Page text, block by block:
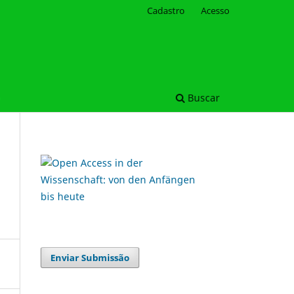
Buscar
Cadastro Acesso
Enviar Submissão